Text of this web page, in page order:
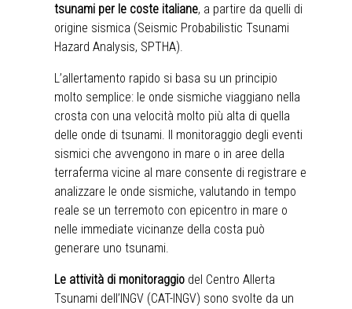
tsunami per le coste italiane, a partire da quelli di
origine sismica (Seismic Probabilistic Tsunami
Hazard Analysis, SPTHA).
L’allertamento rapido si basa su un principio
molto semplice: le onde sismiche viaggiano nella
crosta con una velocità molto più alta di quella
delle onde di tsunami. Il monitoraggio degli eventi
sismici che avvengono in mare o in aree della
terraferma vicine al mare consente di registrare e
analizzare le onde sismiche, valutando in tempo
reale se un terremoto con epicentro in mare o
nelle immediate vicinanze della costa può
generare uno tsunami.
Le attività di monitoraggio del Centro Allerta
Tsunami dell’INGV (CAT-INGV) sono svolte da un